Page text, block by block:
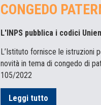
CONGEDO
L'INPS pubblica i codici
L’Istituto fornisce le istruzioni
novità in tema di congedo di
105/2022
Leggi tutto